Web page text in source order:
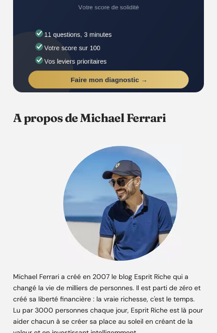
A propos de Michael Ferrari
Michael Ferrari a créé en 2007 le blog Esprit Riche qui a
changé la vie de milliers de personnes. Il est parti de zéro et
créé sa liberté financière : la vraie richesse, c'est le temps.
Lu par 3000 personnes chaque jour, Esprit Riche est là pour
aider chacun à se créer sa place au soleil en créant de la